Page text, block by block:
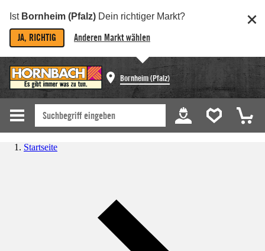
Ist Bornheim (Pfalz) Dein richtiger Markt?
JA, RICHTIG Anderen Markt wählen
Bornheim (Pfalz)
Startseite